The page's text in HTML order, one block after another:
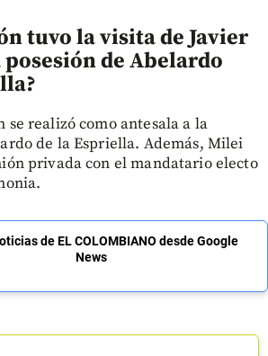
tuvo la visita de Javier
de Abelardo
se realizó como antesala a la
de la Espriella. Además, Milei
privada con el mandatario electo
de EL COLOMBIANO desde Google
News